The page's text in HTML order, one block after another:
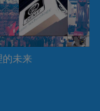
荣耀十载择你同